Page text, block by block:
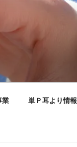
業 単Ｐ耳より情報